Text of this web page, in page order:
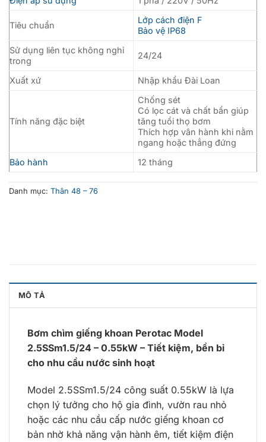
Tiêu chuẩn
Lớp cách điện F
Bảo vệ IP68
Sử dụng liên tục không nghỉ
trong
24/24
Xuất xứ Nhập khẩu Đài Loan
Tính năng đặc biệt
Chống sét
Có lọc cát và chất bẩn giúp
tăng tuổi thọ bơm
Thích hợp vân hành khi nằm
ngang hoặc thẳng đứng
Bảo hành
12 tháng
Danh mục: Thân 48 – 76
MÔ TẢ
Bơm chìm giếng khoan Perotac Model
2.5SSm1.5/24 – 0.55kW – Tiết kiệm, bền bỉ
cho nhu cầu nước sinh hoạt
Model 2.5SSm1.5/24 công suất 0.55kW là lựa
chọn lý tưởng cho hộ gia đình, vườn rau nhỏ
hoặc các nhu cầu cấp nước giếng khoan cơ
bản nhờ khả năng vận hành êm, tiết kiệm điện